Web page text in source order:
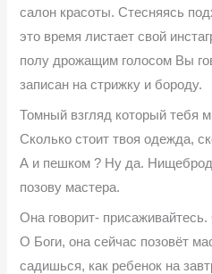
салон красоты. Стесняясь
это время листает свой
полу дрожащим голосом Вы
записан на стрижку и бороду.
Томный взгляд который тебя
Сколько стоит твоя одежда,
А и пешком ? Ну да.
позову мастера.
Она говорит-
О Боги, она сейчас позовёт
садишься, как ребенок на